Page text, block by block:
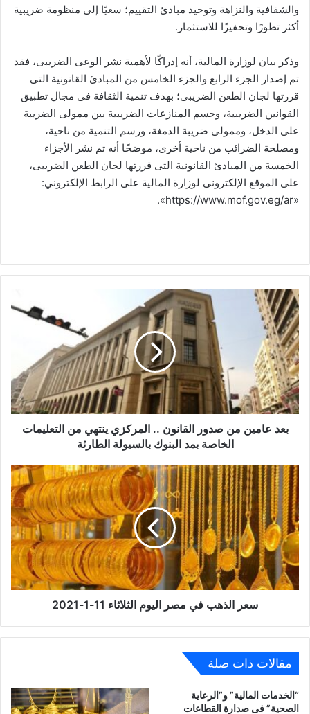
والشفافية والنزاهة وتوحيد مبادئ التقييم؛ سعيًا إلى منظومة ضريبية
أكثر تطورًا وتحفيزًا للاستثمار.
وذكر بيان لوزارة المالية، أنه إدراكًا لأهمية نشر الوعى الضريبى، فقد
تم إصدار الجزء الرابع والجزء الخامس من المبادئ القانونية التى
قررتها لجان الطعن الضريبى؛ بهدف تنمية الثقافة فى مجال تطبيق
القوانين الضريبية، وحسم المنازعات الضريبية بين ممولى الضريبة
على الدخل، وممولى ضريبة الدمغة، ورسم التنمية من ناحية،
ومصلحة الضرائب من ناحية أخرى، موضحًا أنه تم نشر الأجزاء
الخمسة من المبادئ القانونية التى قررتها لجان الطعن الضريبى،
على الموقع الإلكترونى لوزارة المالية على الرابط الإلكتروني:
«https://www.mof.gov.eg/ar».
بعد
عامين
من
صدور
القانون
..
المركزي
ينتهي
من
التعليمات
البنوك
بالسيولة
الطارئة
بعد عامين من صدور القانون .. المركزي ينتهي من التعليمات
الخاصة بمد البنوك بالسيولة الطارئة
سعر
الذهب
في
مصر
اليوم
الثلاثاء
11-
2021
سعر الذهب في مصر اليوم الثلاثاء 11-1-2021
مقالات ذات صلة
“الخدمات المالية” و”الرعاية
الصحية” فى صدارة القطاعات